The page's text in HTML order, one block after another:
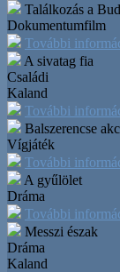
Találkozás a
Dokumentumfilm
További
A sivatag fia
Családi
Kaland
További
Balszerencse
Vígjáték
További
A gyűlölet
Dráma
További
Messzi észak
Dráma
Kaland